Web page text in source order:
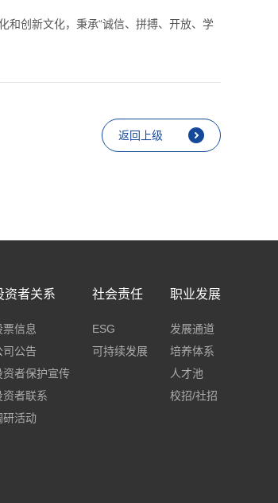
创新文化，秉承“诚信、拼搏、开放、学
返回上级
资者关系
票信息
司公告
资者保护宣传
资者联系
研活动
社会责任
ESG
可持续发展
职业发展
发展通道
培养体系
人才池
校招/社招